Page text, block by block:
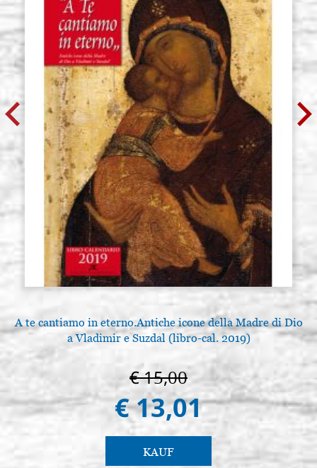
A te cantiamo in eterno.Antiche icone della Madre di Dio
a Vladimir e Suzdal (libro-cal. 2019)
€ 15,00
€ 13,01
KAUF